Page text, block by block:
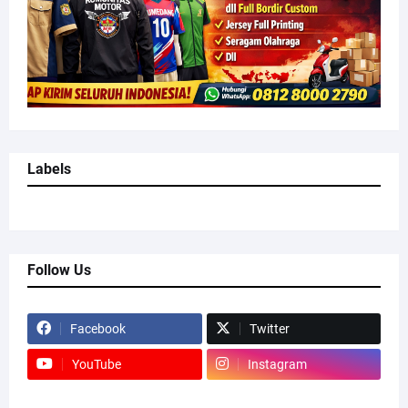
Labels
Follow Us
Facebook Twitter
YouTube Instagram